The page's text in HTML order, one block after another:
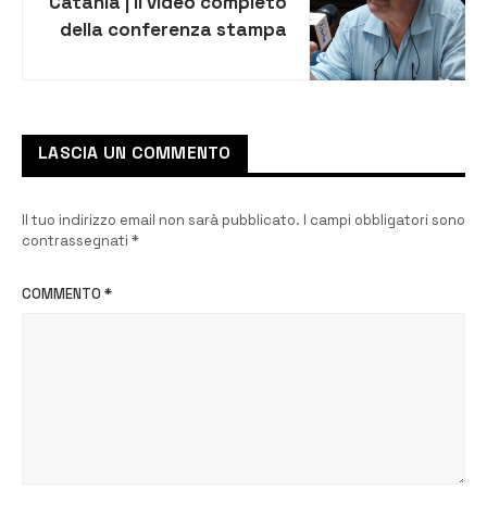
della conferenza stampa
LASCIA UN COMMENTO
Il tuo indirizzo email non sarà pubblicato. I campi obbligatori sono
contrassegnati *
COMMENTO *